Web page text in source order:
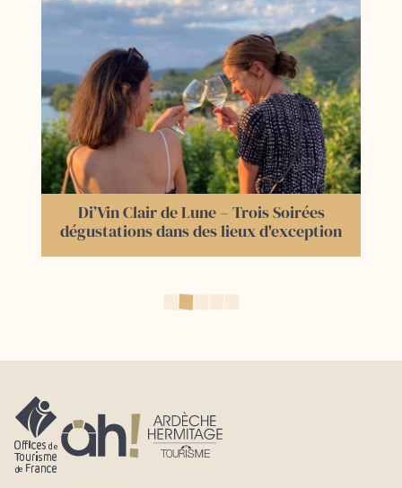
Di’Vin Clair de Lune – Trois Soirées
dégustations dans des lieux d'exception